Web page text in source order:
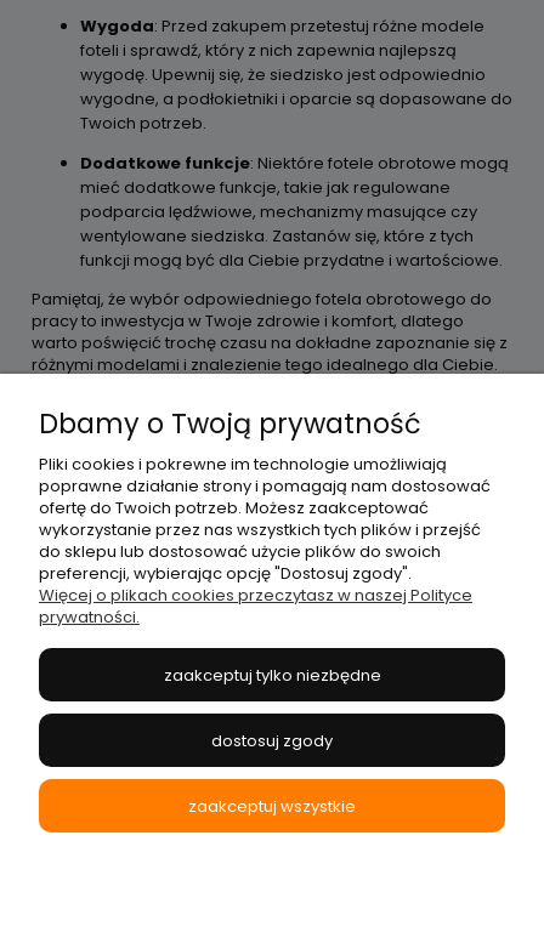
Wygoda: Przed zakupem przetestuj różne modele
foteli i sprawdź, który z nich zapewnia najlepszą
wygodę. Upewnij się, że siedzisko jest odpowiednio
wygodne, a podłokietniki i oparcie są dopasowane do
Twoich potrzeb.
Dodatkowe funkcje: Niektóre fotele obrotowe mogą
mieć dodatkowe funkcje, takie jak regulowane
podparcia lędźwiowe, mechanizmy masujące czy
wentylowane siedziska. Zastanów się, które z tych
funkcji mogą być dla Ciebie przydatne i wartościowe.
Pamiętaj, że wybór odpowiedniego fotela obrotowego do
pracy to inwestycja w Twoje zdrowie i komfort, dlatego
warto poświęcić trochę czasu na dokładne zapoznanie się z
różnymi modelami i znalezienie tego idealnego dla Ciebie.
Moje konto
Płatności i dostawa
O nas
Dbamy o Twoją prywatność
Pliki cookies i pokrewne im technologie umożliwiają
poprawne działanie strony i pomagają nam dostosować
ofertę do Twoich potrzeb. Możesz zaakceptować
wykorzystanie przez nas wszystkich tych plików i przejść
do sklepu lub dostosować użycie plików do swoich
preferencji, wybierając opcję "Dostosuj zgody".
Więcej o plikach cookies przeczytasz w naszej Polityce
prywatności.
zaakceptuj tylko niezbędne
dostosuj zgody
zaakceptuj wszystkie